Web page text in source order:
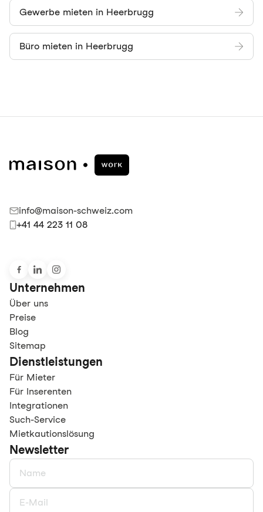
Gewerbe mieten in Heerbrugg
Büro mieten in Heerbrugg
info@maison-schweiz.com
+41 44 223 11 08
Unternehmen
Über uns
Preise
Blog
Sitemap
Dienstleistungen
Für Mieter
Für Inserenten
Integrationen
Such-Service
Mietkautionslösung
Newsletter